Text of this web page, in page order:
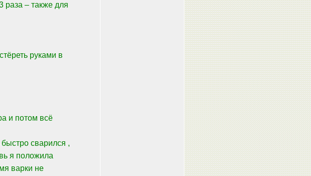
раза – также для
руками в
и потом всё
сварился ,
я положила
варки не